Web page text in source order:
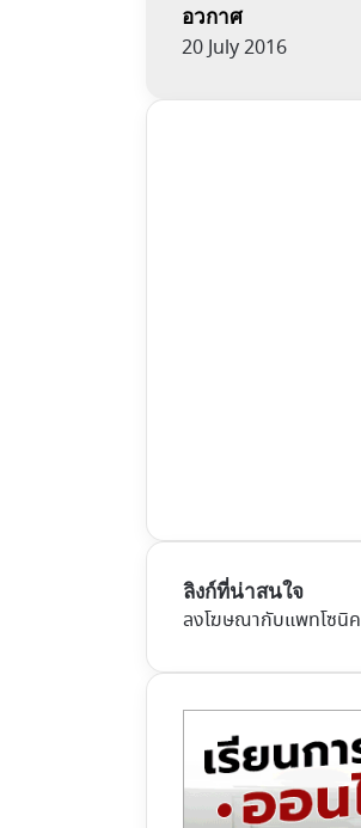
อวกาศ
20 July 2016
ลิงก์ที่น่าสนใจ
ลงโฆษณากับแพทโซนิค